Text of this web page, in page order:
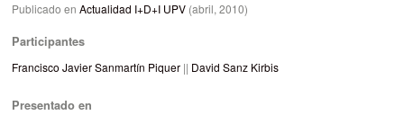
Publicado enActualidad I+D+I UPV (abril, 2010)
Participantes
Francisco Javier Sanmartín Piquer || David Sanz Kirbis
Presentado en